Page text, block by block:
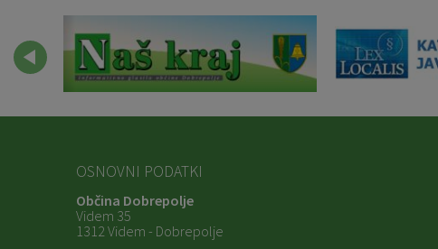
OSNOVNI PODATKI
Občina Dobrepolje
Videm 35
1312 Videm - Dobrepolje